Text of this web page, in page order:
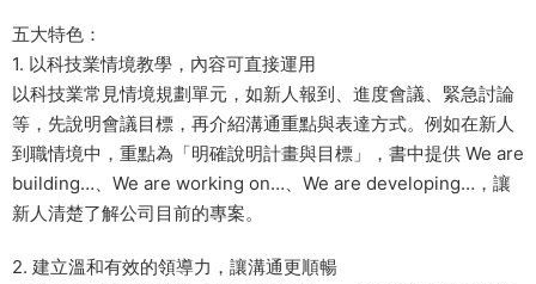
五大特色：
1. 以科技業情境教學，內容可直接運用
以科技業常見情境規劃單元，如新人報到、進度會議、緊急討論
等，先說明會議目標，再介紹溝通重點與表達方式。例如在新人
到職情境中，重點為「明確說明計畫與目標」，書中提供 We are
building…、We are working on…、We are developing…，讓
新人清楚了解公司目前的專案。
2. 建立溫和有效的領導力，讓溝通更順暢